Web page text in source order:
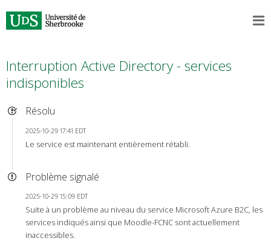
Interruption Active Directory - services
indisponibles
Résolu
2025-10-29 17:41 EDT
Le service est maintenant entièrement rétabli.
Problème signalé
2025-10-29 15:09 EDT
Suite à un problème au niveau du service Microsoft Azure B2C, les
services indiqués ainsi que Moodle-FCNC sont actuellement
inaccessibles.